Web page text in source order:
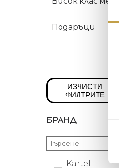
Подаръци
ИЗЧИСТИ
ФИЛТРИТЕ
БРАНД
Kartell